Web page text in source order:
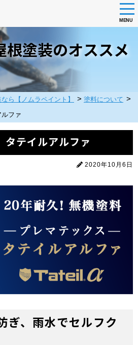
MENU
根塗装のオススメ
ら【ノムラペイント】 > 塗料について >
ファ
テイルアルファ
2020年10月6日
ぎ、雨水でセルフク